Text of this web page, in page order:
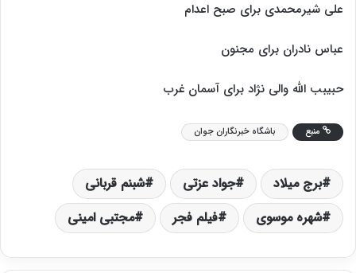
علی شیرمحمدی برای صبح اعدام
عباس نادران برای مجنون
حبیبب الله والی نژاد برای آسمان غرب
منبع باشگاه خبرنگاران جوان
برج میلاد جواد عزتی
شبنم قربانی
شهره موسوی
فیلم فجر مجتبی امینی